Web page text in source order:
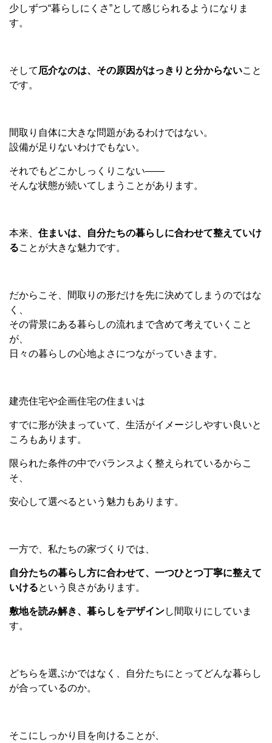
少しずつ“暮らしにくさ”として感じられるようになりま
す。
そして 厄介なのは、その原因がはっきりと分からないこと
です。
間取り自体に大きな問題があるわけではない。
設備が足りないわけでもない。
それでもどこかしっくりこない——
そんな状態が続いてしまうことがあります。
本来、 住まいは、自分たちの暮らしに合わせて整えていけ
ることが大きな魅力です。
だからこそ、間取りの形だけを先に決めてしまうのではな
く、
その背景にある暮らしの流れまで含めて考えていくこと
が、
日々の暮らしの心地よさにつながっていきます。
建売住宅や企画住宅の住まいは
すでに形が決まっていて、生活がイメージしやすい良いと
ころもあります。
限られた条件の中でバランスよく整えられているからこ
そ、
安心して選べるという魅力もあります。
一方で、私たちの家づくりでは、
自分たちの暮らし方に合わせて、一つひとつ丁寧に整えて
いけるという良さがあります。
敷地を読み解き、暮らしをデザインし間取りにしていま
す。
どちらを選ぶかではなく、自分たちにとってどんな暮らし
が合っているのか。
そこにしっかり目を向けることが、